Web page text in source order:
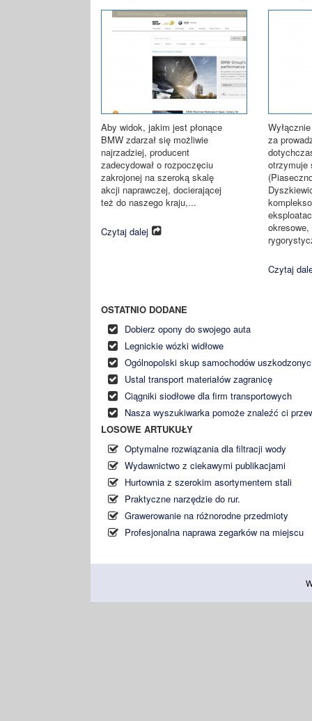
Aby widok, jakim jest płonące
BMW zdarzał się możliwie
najrzadziej, producent
zadecydował o rozpoczęciu
zakrojonej na szeroką skalę
akcji naprawczej, docierającej
też do naszego kraju,...
Czytaj dalej
za
otrzymuje
Czytaj
OSTATNIO DODANE
Dobierz opony do swojego auta
Legnickie wózki widłowe
Ogólnopolski skup samochodów
Ustal transport materiałów zagranicę
Ciągniki siodłowe dla firm transportowych
Nasza wyszukiwarka pomoże znaleźć ci
LOSOWE ARTUKUŁY
Optymalne rozwiązania dla filtracji wody
Wydawnictwo z ciekawymi publikacjami
Hurtownia z szerokim asortymentem stali
Praktyczne narzędzie do rur.
Grawerowanie na różnorodne przedmioty
Profesjonalna naprawa zegarków na miejscu